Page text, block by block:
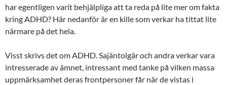
har egentligen varit behjälpliga att ta reda på lite mer om fakta
kring ADHD? Här nedanför är en kille som verkar ha tittat lite
närmare på det hela.
Visst skrivs det om ADHD. Sajäntolgär och andra verkar vara
intresserade av ämnet, intressant med tanke på vilken massa
uppmärksamhet deras frontpersoner får när de vistas i